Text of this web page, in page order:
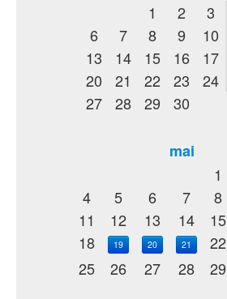
1
2 3
6
7 8 9 10
13
14 15 16 17
20
21 22 23 24
27
28 29 30
mai
1
4
5 6 7 8
11
12 13 14 15
18
19 20 21 22
25
26 27 28 29